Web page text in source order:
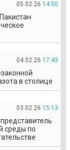
05.02.26 14:50
04.02.26 17:43
в столице
03.02.26 15:13
среды по